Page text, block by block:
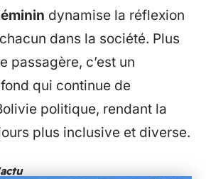
dynamise la réflexion
dans la société. Plus
passagère, c’est un
qui continue de
politique, rendant la
plus inclusive et diverse.